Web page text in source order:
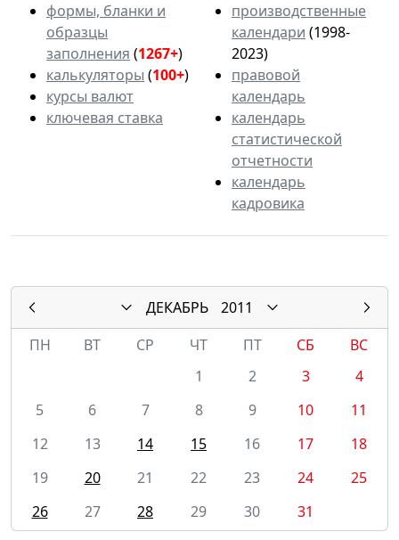
формы, бланки и
образцы
заполнения (1267+)
калькуляторы (100+)
курсы валют
ключевая ставка
производственные
календари (1998-
2023)
правовой
календарь
календарь
статистической
отчетности
календарь
кадровика
ДЕКАБРЬ
2011
ПН
ВТ СР ЧТ ПТ СБ
ВС
1
2 3
4
5
6 7 8 9 10
11
12
13 14 15 16 17
18
19
20 21 22 23 24
25
26
27 28 29 30 31